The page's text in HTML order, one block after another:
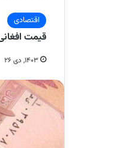
اقتصادی
قیمت افغانی به
۱۴۰۳, دی ۲۶